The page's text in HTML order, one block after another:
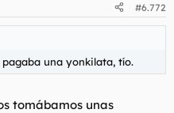
#6.772
una yonkilata, tío.
tomábamos unas